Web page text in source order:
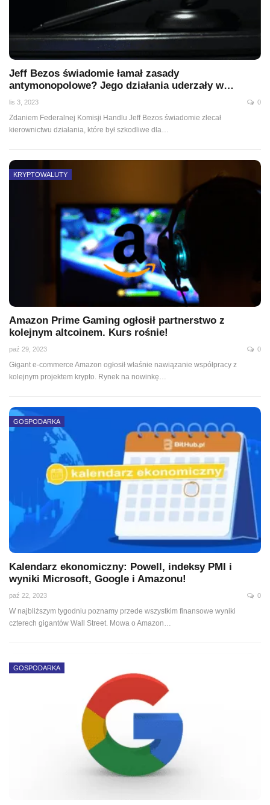
Jeff Bezos świadomie łamał zasady
antymonopolowe? Jego działania uderzały w…
lis 3, 2023 0
Zdaniem Federalnej Komisji Handlu Jeff Bezos świadomie zlecał
kierownictwu działania, które był szkodliwe dla…
KRYPTOWALUTY
Amazon Prime Gaming ogłosił partnerstwo z
kolejnym altcoinem. Kurs rośnie!
paź 29, 2023 0
Gigant e-commerce Amazon ogłosił właśnie nawiązanie współpracy z
kolejnym projektem krypto. Rynek na nowinkę…
GOSPODARKA
Kalendarz ekonomiczny: Powell, indeksy PMI i
wyniki Microsoft, Google i Amazonu!
paź 22, 2023 0
W najbliższym tygodniu poznamy przede wszystkim finansowe wyniki
czterech gigantów Wall Street. Mowa o Amazon…
GOSPODARKA